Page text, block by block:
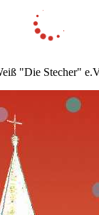
"Die Stecher"